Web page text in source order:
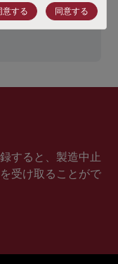
すると、製造中止
受け取ることがで
意する 同意する